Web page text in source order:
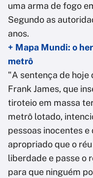
uma arma de fogo
Segundo as
anos.
+ Mapa Mundi: o
metrô
"A sentença de hoje
Frank James, que
tiroteio em massa
metrô lotado,
pessoas inocentes
apropriado que o
liberdade e passe o
para que ninguém